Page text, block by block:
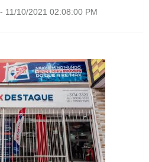
- 11/10/2021 02:08:00 PM